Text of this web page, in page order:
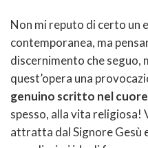
Non mi reputo di certo un
contemporanea, ma
discernimento che seguo,
quest’opera una
genuino scritto nel
spesso, alla vita religiosa!
attratta dal Signore Gesù